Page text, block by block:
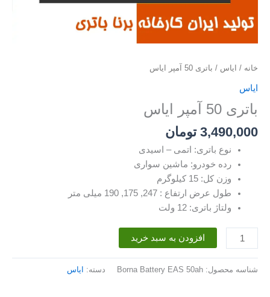
خانه / ایاس / باتری 50 آمپر ایاس
ایاس
باتری 50 آمپر ایاس
3,490,000 تومان
نوع باتری: اتمی – اسیدی
رده خودرو: ماشین سواری
وزن کل: 15 کیلوگرم
طول عرض ارتفاع : 247, 175, 190 میلی متر
ولتاژ باتری: 12 ولت
باتری
50
افزودن به سبد خرید
شناسه محصول: Borna Battery EAS 50ah دسته: ایاس